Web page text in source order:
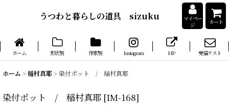
うつわと暮らしの道具 sizuku
マイペー
ジ
カート
ホーム 形状別 作家別 Instagram HP 受信テスト
ホーム > 稲村真耶> 染付ポット / 稲村真耶
染付ポット / 稲村真耶 [IM-168]